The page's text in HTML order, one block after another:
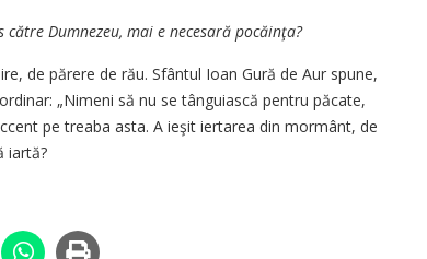
Dumnezeu, mai e necesară pocăinţa?
de părere de rău. Sfântul Ioan Gură de Aur spune,
„Nimeni să nu se tânguiască pentru păcate,
pe treaba asta. A ieşit iertarea din mormânt, de
iartă?